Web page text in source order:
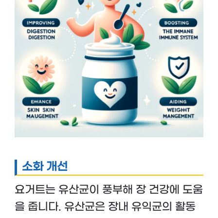
소화 개선
요거트는 유산균이 풍부해 장 건강에 도움
을 줍니다. 유산균은 장내 유익균의 활동